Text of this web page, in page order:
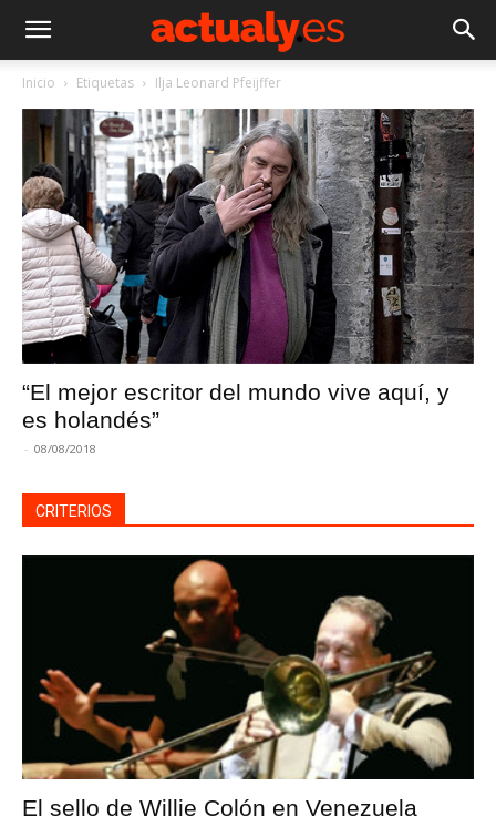
Inicio Etiquetas Ilja Leonard Pfeijffer
“El mejor escritor del mundo vive aquí, y
es holandés”
- 08/08/2018
CRITERIOS
El sello de Willie Colón en Venezuela